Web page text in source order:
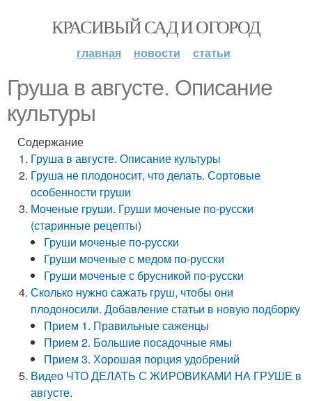
КРАСИВЫЙ САД И ОГОРОД
главная новости статьи
Груша в августе. Описание
культуры
Содержание
Груша в августе. Описание культуры
Груша не плодоносит, что делать. Сортовые
особенности груши
Моченые груши. Груши моченые по-русски
(старинные рецепты)
Груши моченые по-русски
Груши моченые с медом по-русски
Груши моченые с брусникой по-русски
Сколько нужно сажать груш, чтобы они
плодоносили. Добавление статьи в новую подборку
Прием 1. Правильные саженцы
Прием 2. Большие посадочные ямы
Прием 3. Хорошая порция удобрений
Видео ЧТО ДЕЛАТЬ С ЖИРОВИКАМИ НА ГРУШЕ в
августе.